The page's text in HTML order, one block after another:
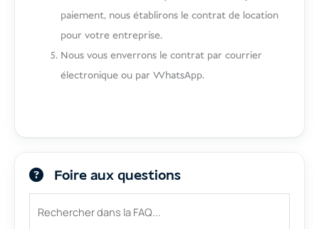
paiement, nous établirons le contrat de location
pour votre entreprise.
Nous vous enverrons le contrat par courrier
électronique ou par WhatsApp.
Foire aux questions